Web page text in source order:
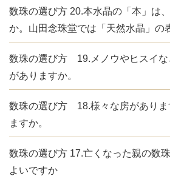
数珠の選び方 20.本水晶の「本」は
か。山田念珠堂では「天然水晶」の
数珠の選び方 19.メノウやヒスイな
がありますか。
数珠の選び方 18.様々な房がありま
ますか。
数珠の選び方 17.亡くなった親の数
よいですか